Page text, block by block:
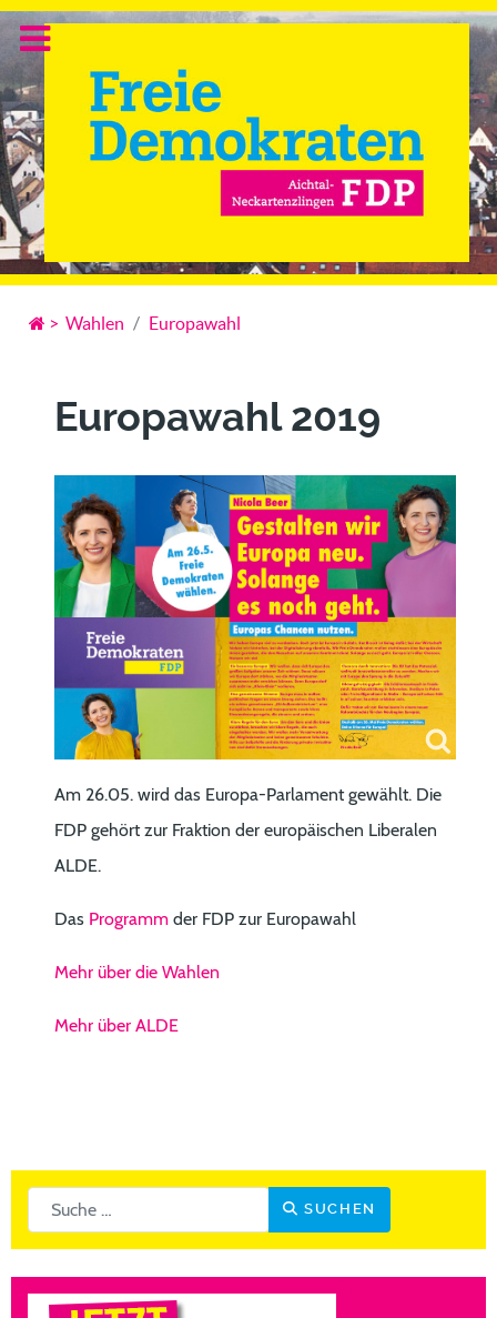
> Wahlen Europawahl
Europawahl 2019
Am 26.05. wird das Europa-Parlament gewählt. Die
FDP gehört zur Fraktion der europäischen Liberalen
ALDE.
Das Programm der FDP zur Europawahl
Mehr über die Wahlen
Mehr über ALDE
Suchen SUCHEN